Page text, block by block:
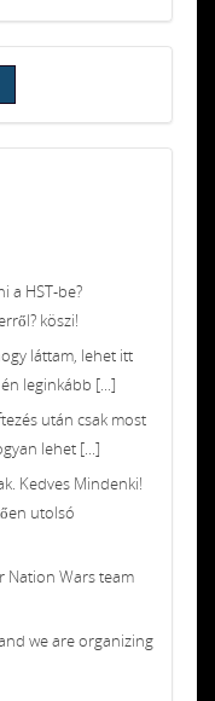
a HST-be?
köszi!
láttam, lehet itt
leginkább [...]
után csak most
lehet [...]
Kedves Mindenki!
utolsó
Nation Wars team
we are organizing